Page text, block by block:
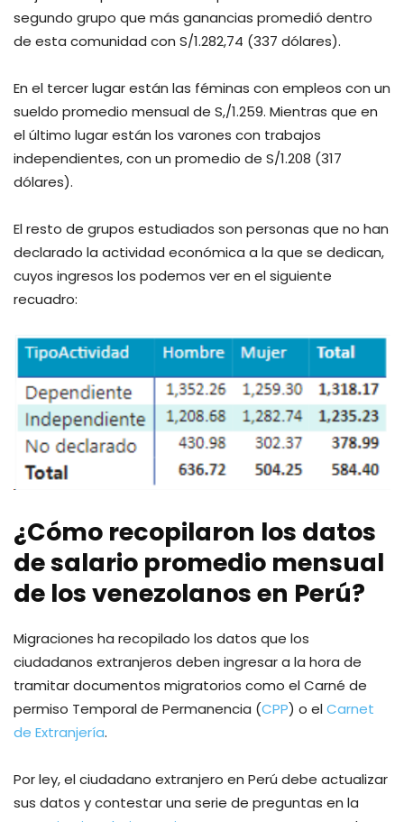
segundo grupo que más ganancias promedió dentro
de esta comunidad con S/1.282,74 (337 dólares).
En el tercer lugar están las féminas con empleos con un
sueldo promedio mensual de S,/1.259. Mientras que en
el último lugar están los varones con trabajos
independientes, con un promedio de S/1.208 (317
dólares).
El resto de grupos estudiados son personas que no han
declarado la actividad económica a la que se dedican,
cuyos ingresos los podemos ver en el siguiente
recuadro:
¿Cómo recopilaron los datos
de salario promedio mensual
de los venezolanos en Perú?
Migraciones ha recopilado los datos que los
ciudadanos extranjeros deben ingresar a la hora de
tramitar documentos migratorios como el Carné de
permiso Temporal de Permanencia (CPP) o elCarnet
de Extranjería.
Por ley, el ciudadano extranjero en Perú debe actualizar
sus datos y contestar una serie de preguntas en la